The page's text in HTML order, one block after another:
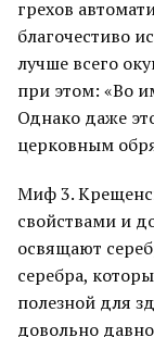
грехов
благочестиво
лучше всего
при этом: «Во
Однако даже
церковным
Миф 3.
свойствами и
освящают
серебра,
полезной для
довольно